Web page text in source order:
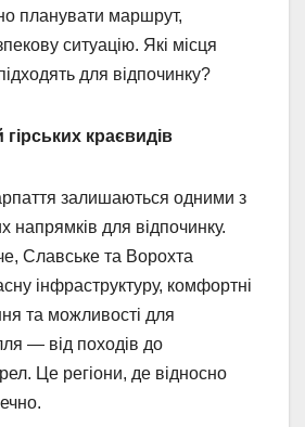
планувати маршрут,
ситуацію. Які місця
для відпочинку?
гірських краєвидів
залишаються одними з
напрямків для відпочинку.
Славське та Ворохта
інфраструктуру, комфортні
та можливості для
— від походів до
Це регіони, де відносно